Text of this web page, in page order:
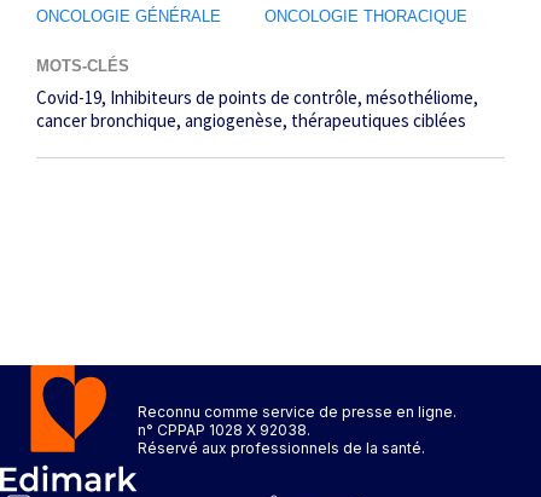
ONCOLOGIE GÉNÉRALE
ONCOLOGIE THORACIQUE
MOTS-CLÉS
Covid-19 Inhibiteurs de points de contrôle mésothéliome
cancer bronchique angiogenèse thérapeutiques ciblées
Reconnu comme service de presse en ligne.
n° CPPAP 1028 X 92038.
Réservé aux professionnels de la santé.